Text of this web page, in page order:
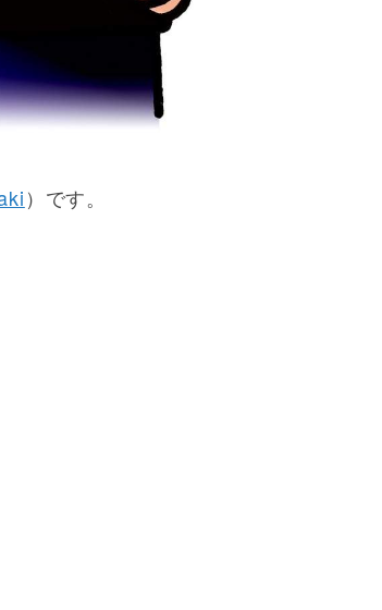
）です。